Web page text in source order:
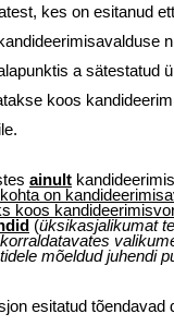
kes on esitanud
a sätestatud
koos
ainult
on
koos
(üksikasjalikumat
mõeldud juhendi
esitatud tõendavad